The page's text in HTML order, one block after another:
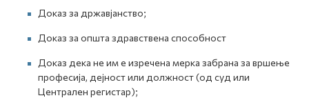
Доказ за државјанство;
Доказ за општа здравствена способност
Доказ дека не им е изречена мерка забрана за вршење
професија, дејност или должност (од суд или
Централен регистар);